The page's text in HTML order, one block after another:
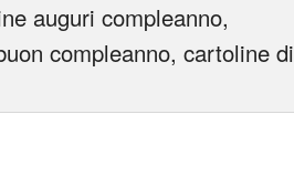
auguri compleanno,
compleanno, cartoline di